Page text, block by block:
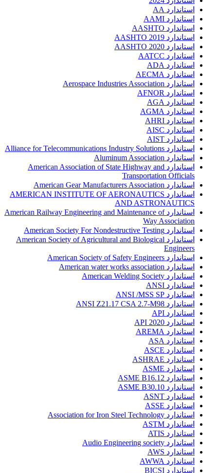
استاندارد AA
استاندارد AAMI
استاندارد AASHTO
استاندارد AASHTO 2019
استاندارد AASHTO 2020
استاندارد AATCC
استاندارد ADA
استاندارد AECMA
استاندارد Aerospace Industries Association
استاندارد AFNOR
استاندارد AGA
استاندارد AGMA
استاندارد AHRI
استاندارد AISC
استاندارد AIST
استاندارد Alliance for Telecommunications Industry Solutions
استاندارد Aluminum Association
استاندارد American Association of State Highway and
Transportation Officials
استاندارد American Gear Manufacturers Association
استاندارد AMERICAN INSTITUTE OF AERONAUTICS
AND ASTRONAUTICS
استاندارد American Railway Engineering and Maintenance of
Way Association
استاندارد American Society For Nondestructive Testing
استاندارد American Society of Agricultural and Biological
Engineers
استاندارد American Society of Safety Engineers
استاندارد American water works association
استاندارد American Welding Society
استاندارد ANSI
استاندارد ANSI /MSS SP
استاندارد ANSI Z21.17 CSA 2.7-M98
استاندارد API
استاندارد API 2020
استاندارد AREMA
استاندارد ASA
استاندارد ASCE
استاندارد ASHRAE
استاندارد ASME
استاندارد ASME B16.12
استاندارد ASME B30.10
استاندارد ASNT
استاندارد ASSE
استاندارد Association for Iron Steel Technology
استاندارد ASTM
استاندارد ATIS
استاندارد Audio Engineering society
استاندارد AWS
استاندارد AWWA
استاندارد BICSI